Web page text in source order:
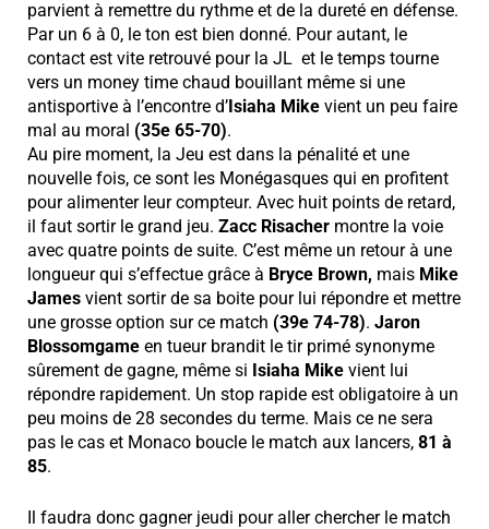
parvient à remettre du rythme et de la dureté en défense.
Par un 6 à 0, le ton est bien donné. Pour autant, le
contact est vite retrouvé pour la JL et le temps tourne
vers un money time chaud bouillant même si une
antisportive à l’encontre d’Isiaha Mike vient un peu faire
mal au moral (35e 65-70).
Au pire moment, la Jeu est dans la pénalité et une
nouvelle fois, ce sont les Monégasques qui en profitent
pour alimenter leur compteur. Avec huit points de retard,
il faut sortir le grand jeu. Zacc Risacher montre la voie
avec quatre points de suite. C’est même un retour à une
longueur qui s’effectue grâce à Bryce Brown, mais Mike
James vient sortir de sa boite pour lui répondre et mettre
une grosse option sur ce match (39e 74-78). Jaron
Blossomgame en tueur brandit le tir primé synonyme
sûrement de gagne, même si Isiaha Mike vient lui
répondre rapidement. Un stop rapide est obligatoire à un
peu moins de 28 secondes du terme. Mais ce ne sera
pas le cas et Monaco boucle le match aux lancers, 81 à
85.
Il faudra donc gagner jeudi pour aller chercher le match